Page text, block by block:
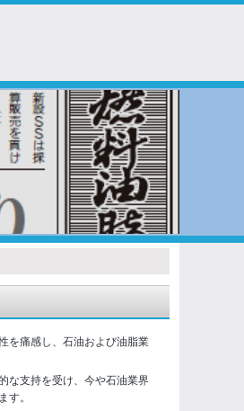
を痛感し、石油および油脂業
な支持を受け、今や石油業界
す。